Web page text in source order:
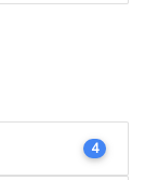
4